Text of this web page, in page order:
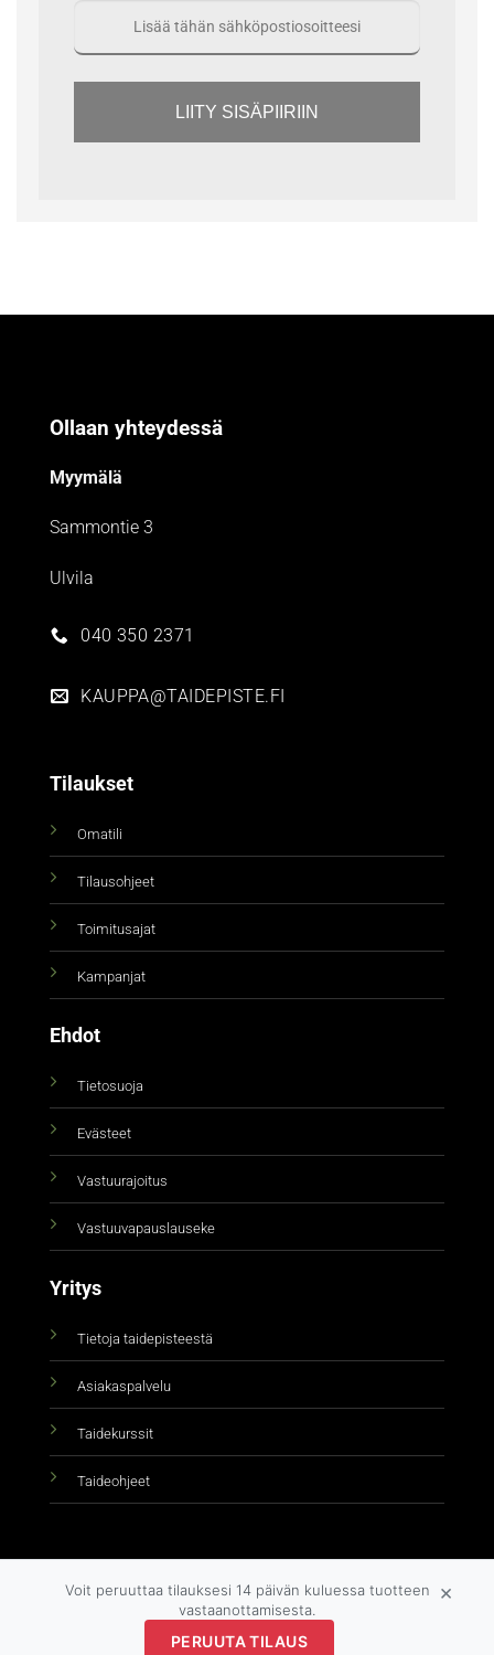
LIITY SISÄPIIRIIN
Ollaan yhteydessä
Myymälä
Sammontie 3
Ulvila
040 350 2371
KAUPPA@TAIDEPISTE.FI
Tilaukset
Omatili
Tilausohjeet
Toimitusajat
Kampanjat
Ehdot
Tietosuoja
Evästeet
Vastuurajoitus
Vastuuvapauslauseke
Yritys
Tietoja taidepisteestä
Asiakaspalvelu
Taidekurssit
Taideohjeet
Copyright 2026 ©taidepiste.fi
Voit peruuttaa tilauksesi 14 päivän kuluessa tuotteen
vastaanottamisesta.
PERUUTA TILAUS
×